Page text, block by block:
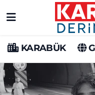
KARABÜK
Karabük Hava
Karabük Trafik